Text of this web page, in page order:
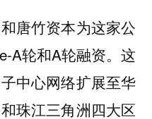
唐竹资本为这家公
A轮和A轮融资。这
中心网络扩展至华
珠江三角洲四大区